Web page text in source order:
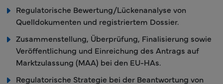
Regulatorische Bewertung/Lückenanalyse von
Quelldokumenten und registriertem Dossier.
Zusammenstellung, Überprüfung, Finalisierung sowie
Veröffentlichung und Einreichung des Antrags auf
Marktzulassung (MAA) bei den EU-HAs.
Regulatorische Strategie bei der Beantwortung von